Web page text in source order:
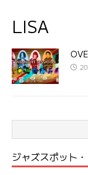
LISA
ジャズスポット